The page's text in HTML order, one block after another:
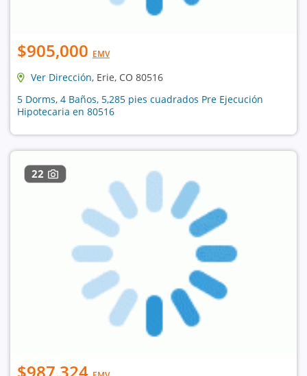
$905,000 EMV
Ver Dirección, Erie, CO 80516
5 Dorms, 4 Baños, 5,285 pies cuadrados Pre Ejecución
Hipotecaria en 80516
22